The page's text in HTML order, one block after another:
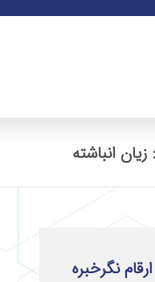
انباشته
نگرخبره